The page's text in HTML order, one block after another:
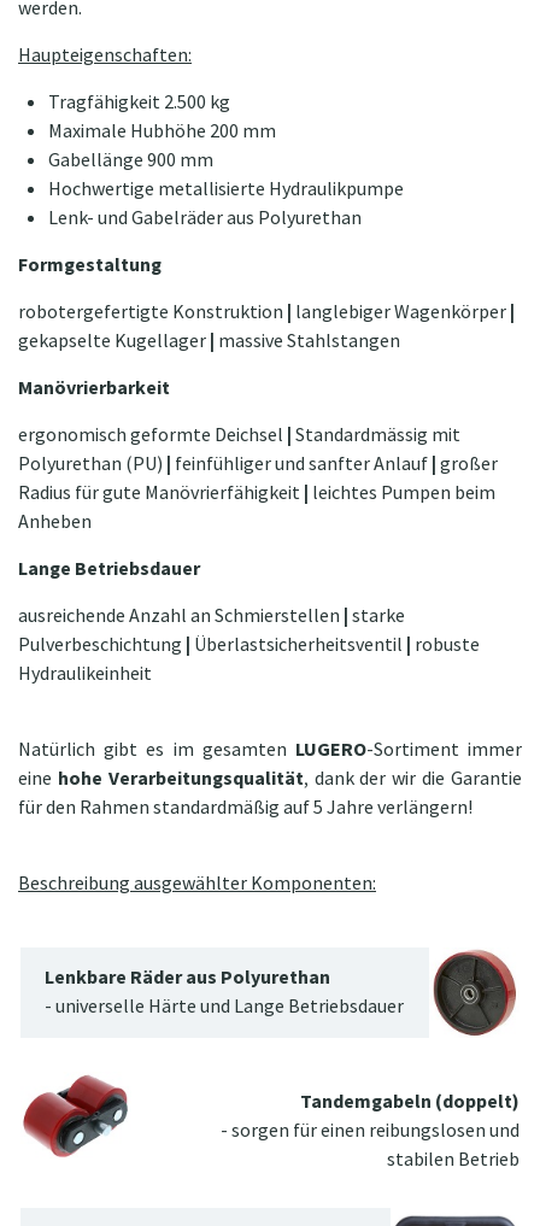
werden.
Haupteigenschaften:
Tragfähigkeit 2.500 kg
Maximale Hubhöhe 200 mm
Gabellänge 900 mm
Hochwertige metallisierte Hydraulikpumpe
Lenk- und Gabelräder aus Polyurethan
Formgestaltung
robotergefertigte Konstruktion | langlebiger Wagenkörper|
gekapselte Kugellager| massive Stahlstangen
Manövrierbarkeit
ergonomisch geformte Deichsel |Standardmässig mit
Polyurethan (PU) | feinfühliger und sanfter Anlauf|großer
Radius für gute Manövrierfähigkeit | leichtes Pumpen beim
Anheben
Lange Betriebsdauer
ausreichende Anzahl an Schmierstellen |starke
Pulverbeschichtung | Überlastsicherheitsventil | robuste
Hydraulikeinheit
Natürlich gibt es im gesamten LUGERO-Sortiment immer
eine hohe Verarbeitungsqualität, dank der wir die Garantie
für den Rahmen standardmäßig auf 5 Jahre verlängern!
Beschreibung ausgewählter Komponenten:
Lenkbare Räder aus Polyurethan
- universelle Härte und Lange Betriebsdauer
Tandemgabeln (doppelt)
- sorgen für einen reibungslosen und
stabilen Betrieb